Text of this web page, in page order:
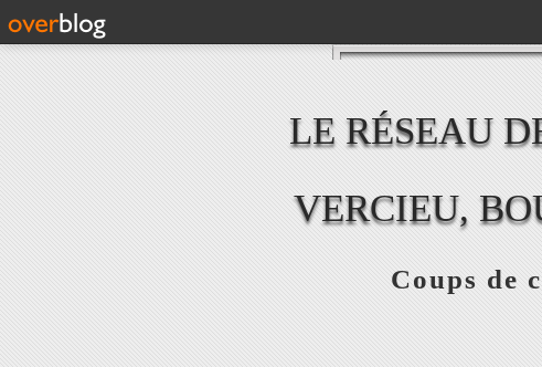
LE RÉSEAU
VERCIEU,
Coups de